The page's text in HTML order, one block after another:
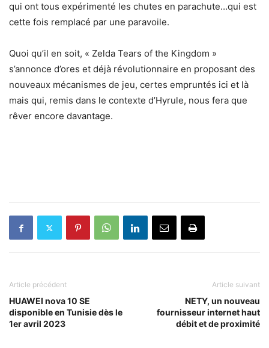
qui ont tous expérimenté les chutes en parachute…qui est
cette fois remplacé par une paravoile.
Quoi qu’il en soit, « Zelda Tears of the Kingdom »
s’annonce d’ores et déjà révolutionnaire en proposant des
nouveaux mécanismes de jeu, certes empruntés ici et là
mais qui, remis dans le contexte d’Hyrule, nous fera que
rêver encore davantage.
Article précédent
HUAWEI nova 10 SE
disponible en Tunisie dès le
1er avril 2023
Article suivant
NETY, un nouveau
fournisseur internet haut
débit et de proximité